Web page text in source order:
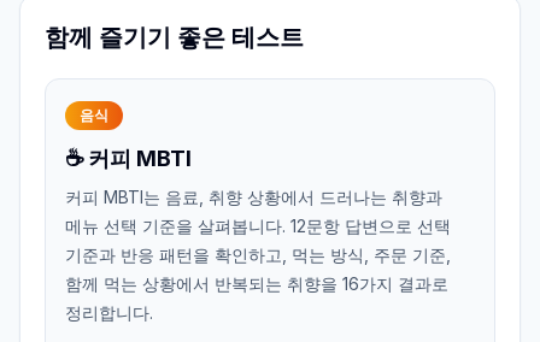
함께 즐기기 좋은 테스트
음식
☕ 커피 MBTI
커피 MBTI는 음료, 취향 상황에서 드러나는 취향과
메뉴 선택 기준을 살펴봅니다. 12문항 답변으로 선택
기준과 반응 패턴을 확인하고, 먹는 방식, 주문 기준,
함께 먹는 상황에서 반복되는 취향을 16가지 결과로
정리합니다.